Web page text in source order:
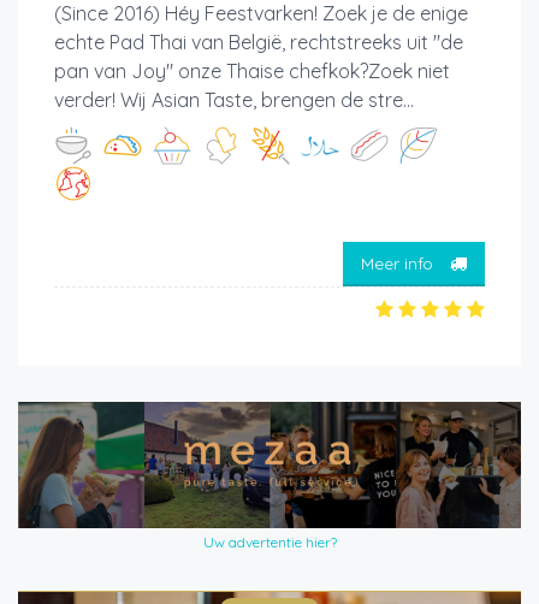
(Since 2016) Héy Feestvarken! Zoek je de enige
echte Pad Thai van België, rechtstreeks uit "de
pan van Joy" onze Thaise chefkok?Zoek niet
verder! Wij Asian Taste, brengen de stre...
Meer info
Uw advertentie hier?